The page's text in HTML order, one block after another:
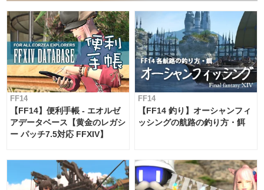
FF14
【FF14】便利手帳 - エオルゼ
アデータベース【黄金のレガシ
ー パッチ7.5対応 FFXIV】
FF14
【FF14 釣り】オーシャンフィ
ッシングの航路の釣り方・餌